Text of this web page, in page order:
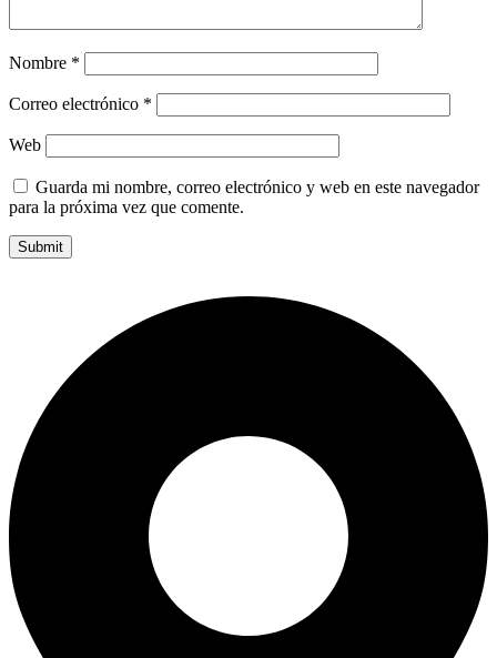
Nombre *
Correo electrónico *
Web
Guarda mi nombre, correo electrónico y web en este navegador
para la próxima vez que comente.